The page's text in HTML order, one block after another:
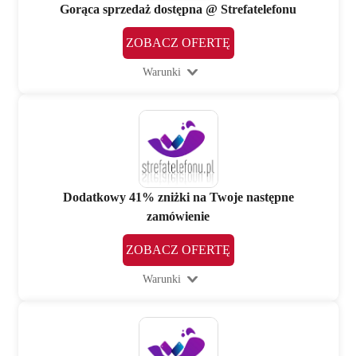
Gorąca sprzedaż dostępna @ Strefatelefonu
ZOBACZ OFERTĘ
Warunki
Dodatkowy 41% zniżki na Twoje następne
zamówienie
ZOBACZ OFERTĘ
Warunki